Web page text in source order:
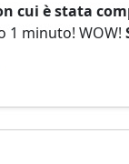
cui è stata
minuto! WOW!